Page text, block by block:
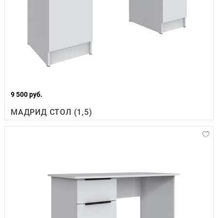
9 500 руб.
МАДРИД СТОЛ (1,5)